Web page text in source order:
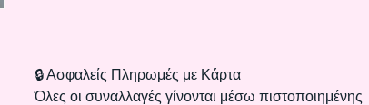
🔒 Ασφαλείς Πληρωμές με Κάρτα
Όλες οι συναλλαγές γίνονται μέσω πιστοποιημένης